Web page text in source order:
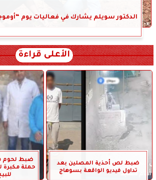
الدكتور سويلم يشارك في فعاليات يوم
الأعلى قراءة
ضبط لص أحذية المصلين بعد
تداول فيديو الواقعة بسوهاج
ضبط لحوم
حملة مكبرة